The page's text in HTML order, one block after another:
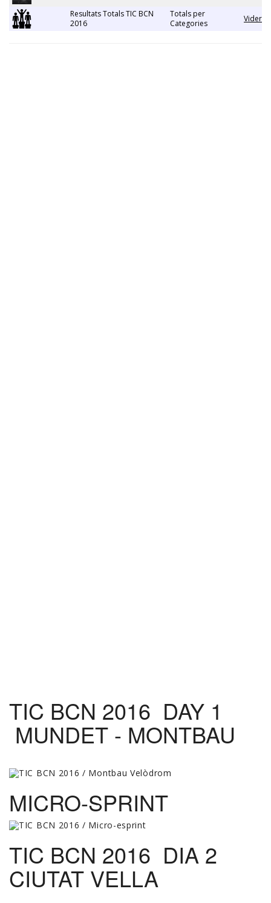
Resultats Totals TIC BCN
2016
Totals per
Categories
Vider
TIC BCN 2016 DAY 1
MUNDET - MONTBAU
MICRO-SPRINT
TIC BCN 2016 DIA 2
CIUTAT VELLA